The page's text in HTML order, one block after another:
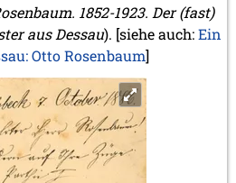
1852-1923. Der (fast)
aus Dessau). [siehe auch:Ein
Otto Rosenbaum]